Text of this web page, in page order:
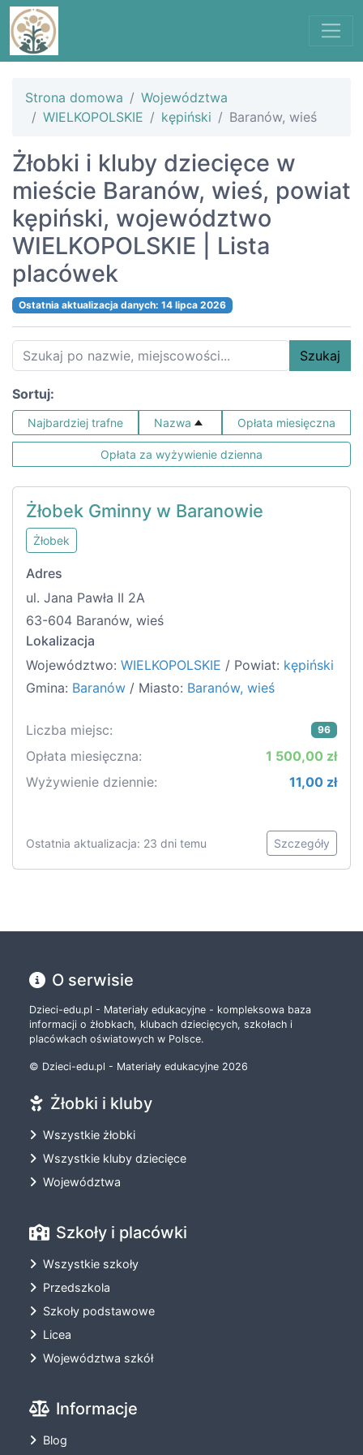
Strona domowa
Województwa
WIELKOPOLSKIE
kępiński Baranów, wieś
Żłobki i kluby dziecięce w
mieście Baranów, wieś, powiat
kępiński, województwo
WIELKOPOLSKIE | Lista
placówek
Ostatnia aktualizacja danych: 14 lipca 2026
Szukaj
Sortuj:
Najbardziej trafne Nazwa Opłata miesięczna
Opłata za wyżywienie dzienna
Żłobek Gminny w Baranowie
Żłobek
Adres
ul. Jana Pawła II 2A
63-604 Baranów, wieś
Lokalizacja
Województwo: WIELKOPOLSKIE / Powiat: kępiński
Gmina: Baranów / Miasto: Baranów, wieś
Liczba miejsc: 96
Opłata miesięczna:
1 500,00 zł
Wyżywienie dziennie:
11,00 zł
Ostatnia aktualizacja: 23 dni temu Szczegóły
O serwisie
Dzieci-edu.pl - Materiały edukacyjne - kompleksowa baza
informacji o żłobkach, klubach dziecięcych, szkołach i
placówkach oświatowych w Polsce.
© Dzieci-edu.pl - Materiały edukacyjne 2026
Żłobki i kluby
Wszystkie żłobki
Wszystkie kluby dziecięce
Województwa
Szkoły i placówki
Wszystkie szkoły
Przedszkola
Szkoły podstawowe
Licea
Województwa szkół
Informacje
Blog